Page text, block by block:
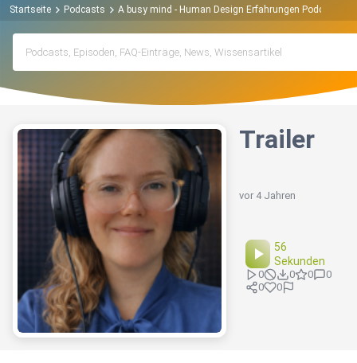
Startseite Podcasts A busy mind - Human Design Erfahrungen Podcast
Trailer
vor 4 Jahren
56
Sekunden
0 0 0
0
0
0